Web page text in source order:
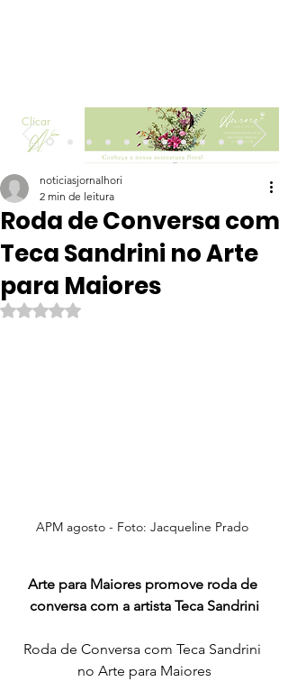
Clicar
Roda de Conversa com
Teca Sandrini no Arte
para Maiores
noticiasjornalhori
2 min de leitura
Avaliado com NaN de 5 estrelas.
APM agosto - Foto: Jacqueline Prado
Arte para Maiores promove roda de
conversa com a artista Teca Sandrini
Roda de Conversa com Teca Sandrini
no Arte para Maiores